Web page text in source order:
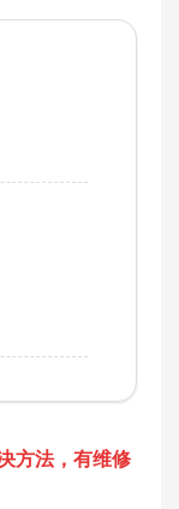
方法，有维修